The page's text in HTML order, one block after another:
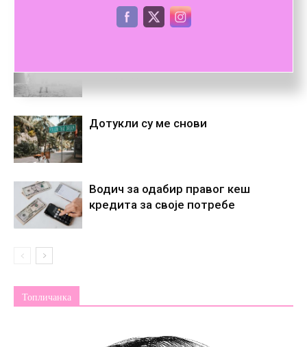
ВИШЕ ОД АУТОРА
нико, једном постане некo
Дотукли су ме снови
Водич за одабир правог кеш
кредита за своје потребе
Топличанка